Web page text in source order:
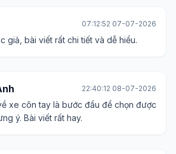
07:12:52 07-07-2026
giả, bài viết rất chi tiết và dễ hiểu.
22:40:12 08-07-2026
xe côn tay là bước đầu để chọn được
ý. Bài viết rất hay.